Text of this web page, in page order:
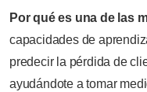
Por qué es una de las
capacidades de
predecir la pérdida de
ayudándote a tomar